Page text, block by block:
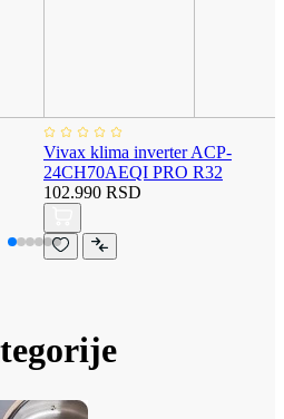
Vivax klima inverter ACP-
24CH70AEQI PRO R32
102.990 RSD